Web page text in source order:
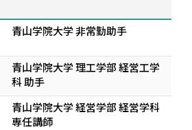
青山学院大学 非常勤助手
青山学院大学 理工学部 経営工学
科 助手
青山学院大学 経営学部 経営学科
専任講師